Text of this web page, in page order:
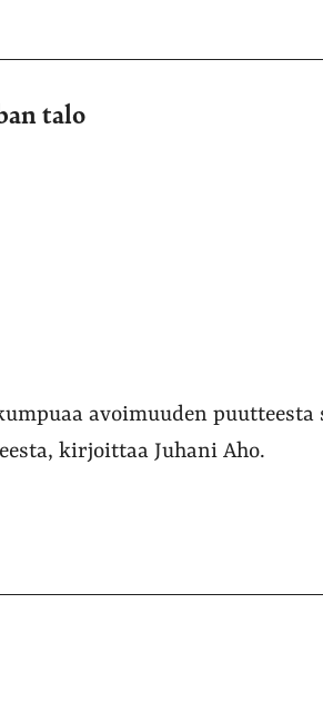
talo
avoimuuden puutteesta
kirjoittaa Juhani Aho.